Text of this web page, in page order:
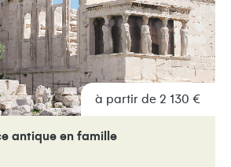
à partir de 2 130 €
antique en famille